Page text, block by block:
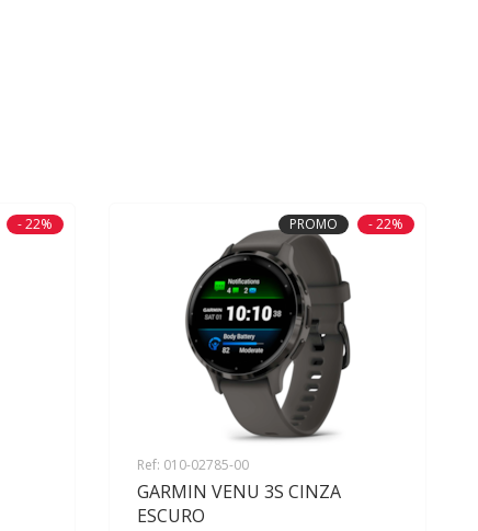
- 22% PROMO - 22%
Ref: 010-02785-00
GARMIN VENU 3S CINZA
ESCURO